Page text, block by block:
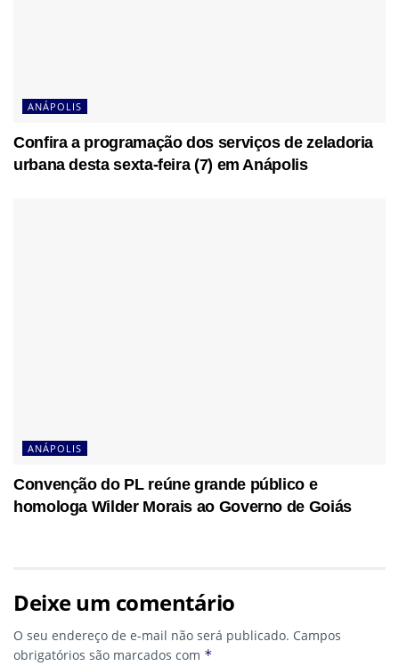
ANÁPOLIS
Confira a programação dos serviços de zeladoria
urbana desta sexta-feira (7) em Anápolis
ANÁPOLIS
Convenção do PL reúne grande público e
homologa Wilder Morais ao Governo de Goiás
Deixe um comentário
O seu endereço de e-mail não será publicado. Campos
obrigatórios são marcados com *